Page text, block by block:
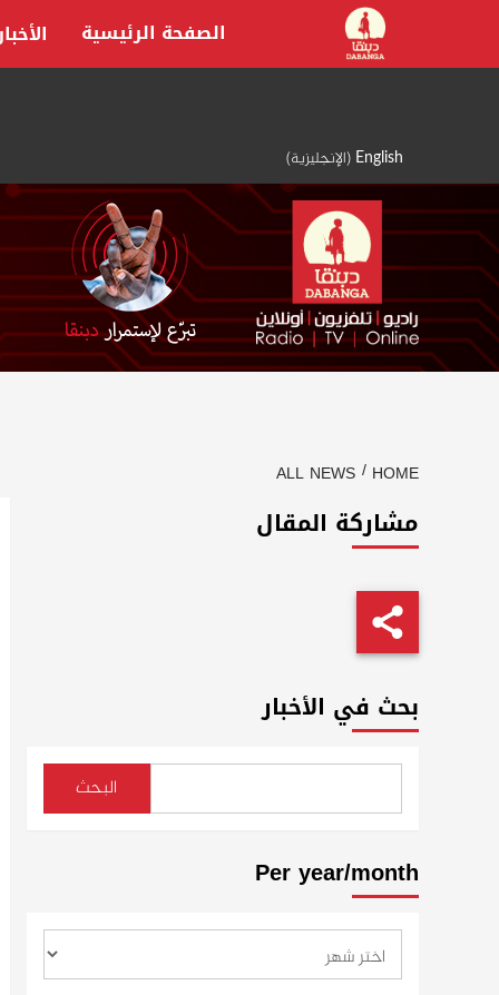
content
English
(الإنجليزية)
الصفحة الرئيسية
HOME
ALL NEWS
مشاركة المقال
بحث في الأخبار
البحث
Per year/month